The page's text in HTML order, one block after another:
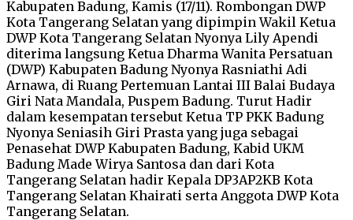
Kabupaten Badung, Kamis (17/11). Rombongan DWP
Kota Tangerang Selatan yang dipimpin Wakil Ketua
DWP Kota Tangerang Selatan Nyonya Lily Apendi
diterima langsung Ketua Dharma Wanita Persatuan
(DWP) Kabupaten Badung Nyonya Rasniathi Adi
Arnawa, di Ruang Pertemuan Lantai III Balai Budaya
Giri Nata Mandala, Puspem Badung. Turut Hadir
dalam kesempatan tersebut Ketua TP PKK Badung
Nyonya Seniasih Giri Prasta yang juga sebagai
Penasehat DWP Kabupaten Badung, Kabid UKM
Badung Made Wirya Santosa dan dari Kota
Tangerang Selatan hadir Kepala DP3AP2KB Kota
Tangerang Selatan Khairati serta Anggota DWP Kota
Tangerang Selatan.